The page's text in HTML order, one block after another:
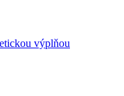
výplňou